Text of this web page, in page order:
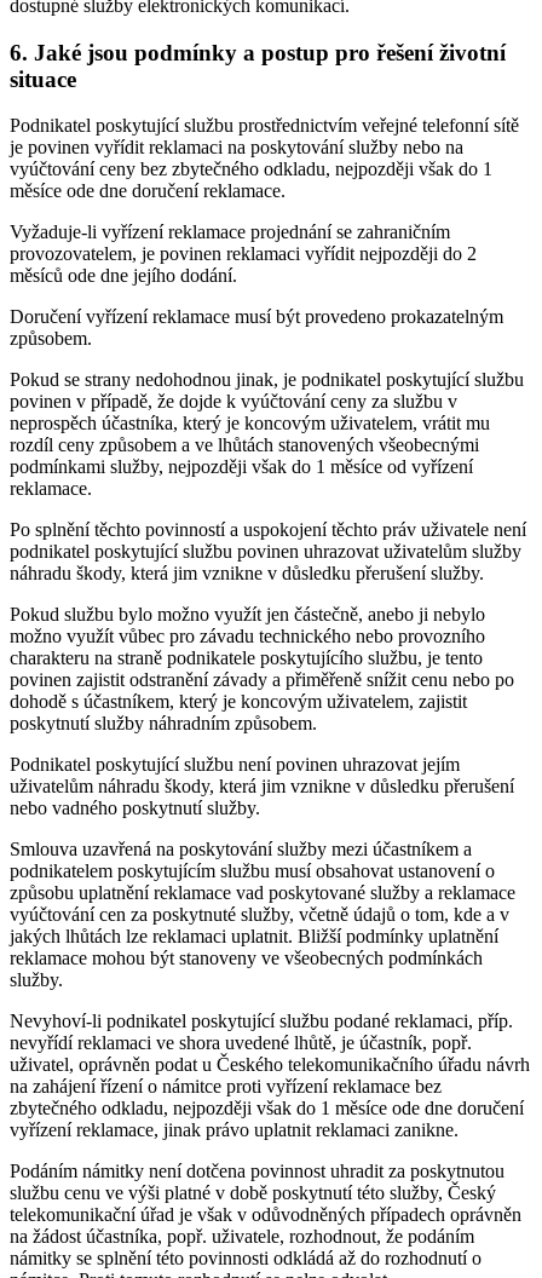
dostupné služby elektronických komunikací.
6. Jaké jsou podmínky a postup pro řešení životní
situace
Podnikatel poskytující službu prostřednictvím veřejné telefonní sítě
je povinen vyřídit reklamaci na poskytování služby nebo na
vyúčtování ceny bez zbytečného odkladu, nejpozději však do 1
měsíce ode dne doručení reklamace.
Vyžaduje-li vyřízení reklamace projednání se zahraničním
provozovatelem, je povinen reklamaci vyřídit nejpozději do 2
měsíců ode dne jejího dodání.
Doručení vyřízení reklamace musí být provedeno prokazatelným
způsobem.
Pokud se strany nedohodnou jinak, je podnikatel poskytující službu
povinen v případě, že dojde k vyúčtování ceny za službu v
neprospěch účastníka, který je koncovým uživatelem, vrátit mu
rozdíl ceny způsobem a ve lhůtách stanovených všeobecnými
podmínkami služby, nejpozději však do 1 měsíce od vyřízení
reklamace.
Po splnění těchto povinností a uspokojení těchto práv uživatele není
podnikatel poskytující službu povinen uhrazovat uživatelům služby
náhradu škody, která jim vznikne v důsledku přerušení služby.
Pokud službu bylo možno využít jen částečně, anebo ji nebylo
možno využít vůbec pro závadu technického nebo provozního
charakteru na straně podnikatele poskytujícího službu, je tento
povinen zajistit odstranění závady a přiměřeně snížit cenu nebo po
dohodě s účastníkem, který je koncovým uživatelem, zajistit
poskytnutí služby náhradním způsobem.
Podnikatel poskytující službu není povinen uhrazovat jejím
uživatelům náhradu škody, která jim vznikne v důsledku přerušení
nebo vadného poskytnutí služby.
Smlouva uzavřená na poskytování služby mezi účastníkem a
podnikatelem poskytujícím službu musí obsahovat ustanovení o
způsobu uplatnění reklamace vad poskytované služby a reklamace
vyúčtování cen za poskytnuté služby, včetně údajů o tom, kde a v
jakých lhůtách lze reklamaci uplatnit. Bližší podmínky uplatnění
reklamace mohou být stanoveny ve všeobecných podmínkách
služby.
Nevyhoví-li podnikatel poskytující službu podané reklamaci, příp.
nevyřídí reklamaci ve shora uvedené lhůtě, je účastník, popř.
uživatel, oprávněn podat u Českého telekomunikačního úřadu návrh
na zahájení řízení o námitce proti vyřízení reklamace bez
zbytečného odkladu, nejpozději však do 1 měsíce ode dne doručení
vyřízení reklamace, jinak právo uplatnit reklamaci zanikne.
Podáním námitky není dotčena povinnost uhradit za poskytnutou
službu cenu ve výši platné v době poskytnutí této služby, Český
telekomunikační úřad je však v odůvodněných případech oprávněn
na žádost účastníka, popř. uživatele, rozhodnout, že podáním
námitky se splnění této povinnosti odkládá až do rozhodnutí o